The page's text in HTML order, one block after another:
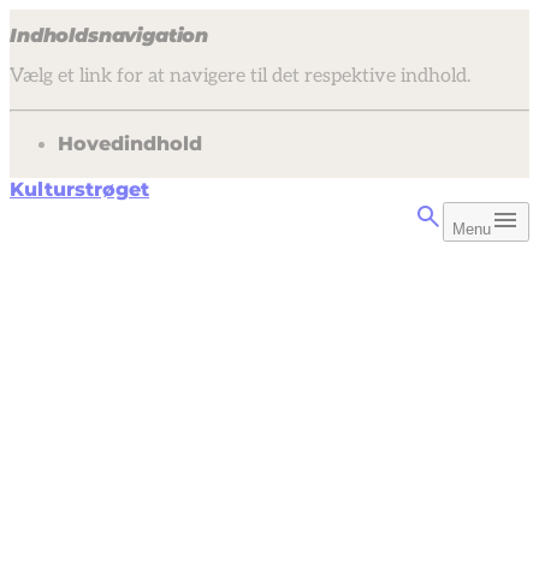
Indholdsnavigation
Vælg et link for at navigere til det respektive indhold.
gå til
Hovedindhold
Kulturstrøget
Menu